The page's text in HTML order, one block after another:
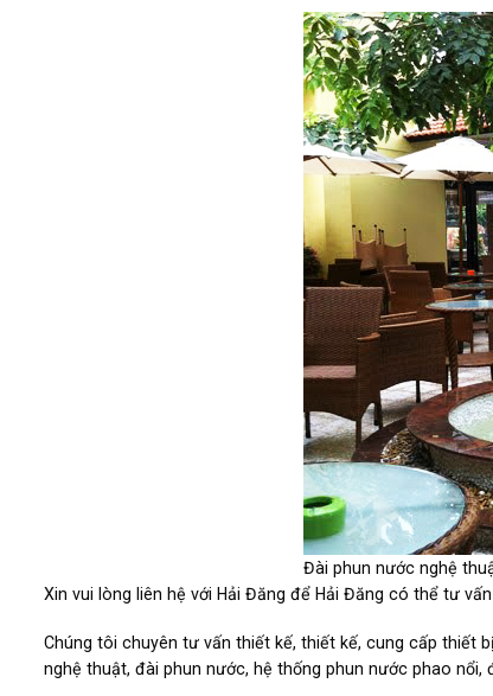
Đài phun nước nghệ
Xin vui lòng liên hệ với Hải Đăng để Hải Đăng có thể tư
Chúng tôi chuyên tư vấn thiết kế, thiết kế, cung cấp thiết
nghệ thuật, đài phun nước, hệ thống phun nước phao nổi,